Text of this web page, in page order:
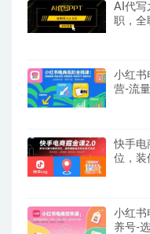
AI代写
职，全
小红书
营-流
快手电
位，装
小红书
养号-